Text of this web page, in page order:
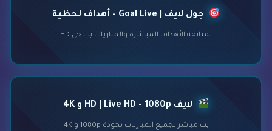
جول لايف | Goal Live - أهداف لحظية
لمتابعة الأهداف المباشرة والمباريات بث حي HD
لايف HD | Live HD - 1080p و 4K
بث مباشر لجميع المباريات بجودة 1080p و 4K